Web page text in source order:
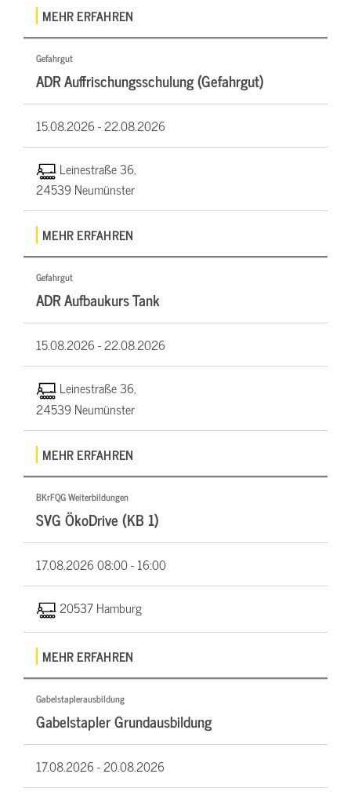
MEHR ERFAHREN
Gefahrgut
ADR Auffrischungsschulung (Gefahrgut)
15.08.2026 -22.08.2026
Leinestraße 36,
24539 Neumünster
MEHR ERFAHREN
Gefahrgut
ADR Aufbaukurs Tank
15.08.2026 -22.08.2026
Leinestraße 36,
24539 Neumünster
MEHR ERFAHREN
BKrFQG Weiterbildungen
SVG ÖkoDrive (KB 1)
17.08.202608:00 - 16:00
20537 Hamburg
MEHR ERFAHREN
Gabelstaplerausbildung
Gabelstapler Grundausbildung
17.08.2026 -20.08.2026